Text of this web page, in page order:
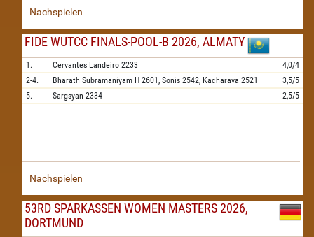
Nachspielen
FIDE WUTCC FINALS-POOL-B 2026, ALMATY
1. Cervantes Landeiro 2233
4,0/4
2-4.
Bharath Subramaniyam H 2601, Sonis 2542, Kacharava 2521
3,5/5
5.
Sargsyan 2334 2,5/5
Nachspielen
53RD SPARKASSEN WOMEN MASTERS 2026,
DORTMUND